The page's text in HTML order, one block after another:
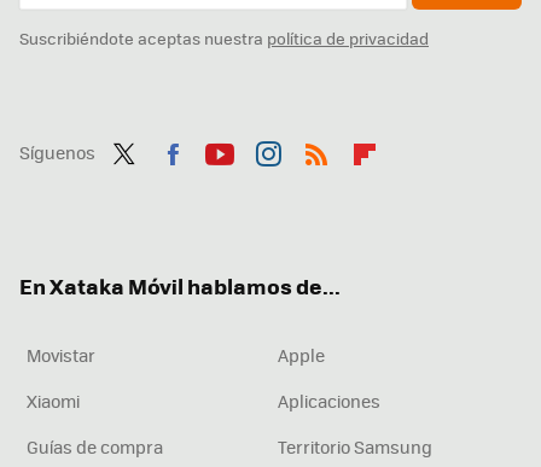
Suscribiéndote aceptas nuestra política de privacidad
Síguenos
En Xataka Móvil hablamos de...
Movistar
Apple
Xiaomi
Aplicaciones
Guías de compra
Territorio Samsung